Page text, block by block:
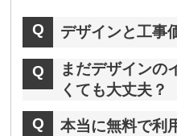
デザインと工事
まだデザインの
くても大丈夫？
本当に無料で利